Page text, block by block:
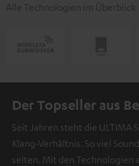
Alle Technologien im Überblick
Der Topseller aus
Seit Jahren steht die ULTIMA
Klang-Verhältnis. So viel
selten. Mit den Technologien